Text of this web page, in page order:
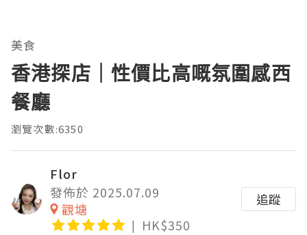
美食
香港探店｜性價比高嘅氛圍感西
餐廳
瀏覽次數:6350
Flor
發佈於 2025.07.09
觀塘
HK$350
追蹤